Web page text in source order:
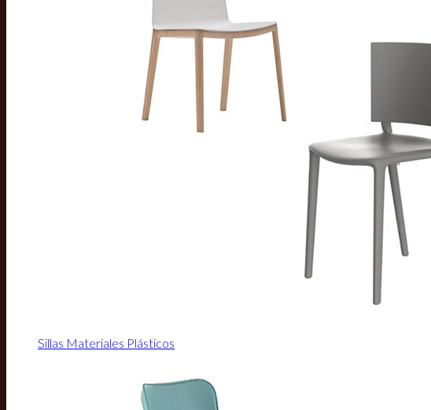
Sillas Materiales Plásticos